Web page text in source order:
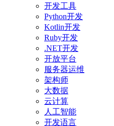
开发工具
Python开发
Kotlin开发
Ruby开发
.NET开发
开放平台
服务器运维
架构师
大数据
云计算
人工智能
开发语言